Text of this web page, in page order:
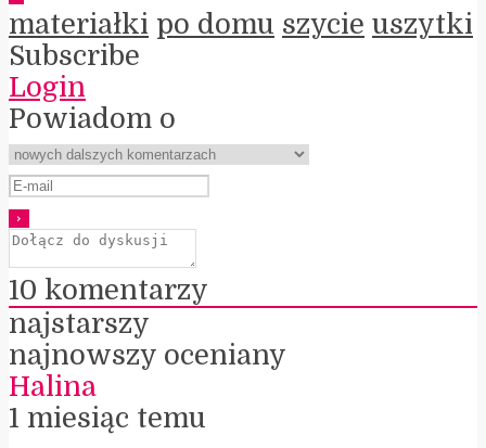
materiałki po domu szycie uszytki
Subscribe
Login
Powiadom o
10 komentarzy
najstarszy
najnowszy oceniany
Halina
1 miesiąc temu